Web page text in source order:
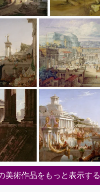
美術作品をもっと表示する